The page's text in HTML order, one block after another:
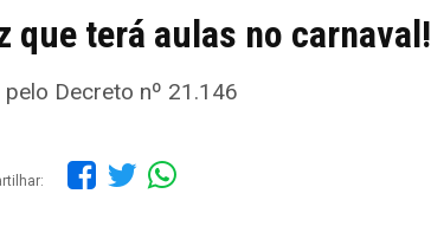
que terá aulas no carnaval!
Decreto nº 21.146